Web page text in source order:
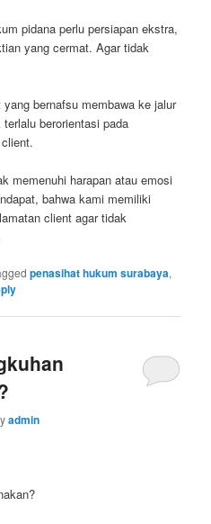
pidana perlu persiapan ekstra,
yang cermat. Agar tidak
bernafsu membawa ke jalur
berorientasi pada
memenuhi harapan atau emosi
bahwa kami memiliki
client agar tidak
penasihat hukum surabaya,
admin